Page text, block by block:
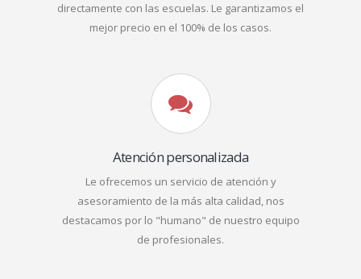
directamente con las escuelas. Le garantizamos el
mejor precio en el 100% de los casos.
Atención personalizada
Le ofrecemos un servicio de atención y
asesoramiento de la más alta calidad, nos
destacamos por lo "humano" de nuestro equipo
de profesionales.